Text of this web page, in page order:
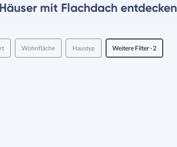
mit Flachdach entdecken
Wohnfläche Haustyp Weitere Filter· 2